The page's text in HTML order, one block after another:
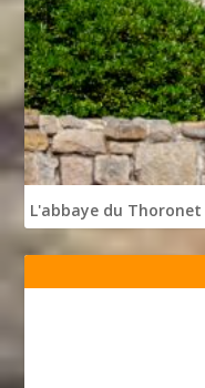
L'abbaye du Thoronet